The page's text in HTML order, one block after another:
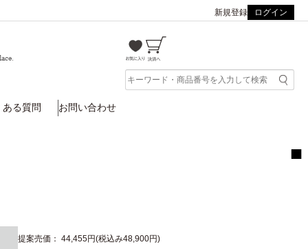
新規登録 ログイン
ある質問 お問い合わせ
提案売価： 44,455円(税込み48,900円)